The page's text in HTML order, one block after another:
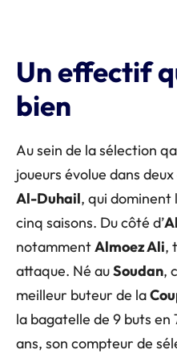
Un effectif
bien
Au sein de la sélection
joueurs évolue dans
Al-Duhail, qui dominent
cinq saisons. Du côté d’
notammentAlmoez Ali,
attaque. Né auSoudan,
meilleur buteur de la
la bagatelle de 9 buts
ans, son compteur de